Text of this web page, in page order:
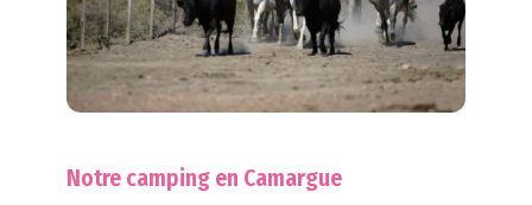
Notre camping en Camargue